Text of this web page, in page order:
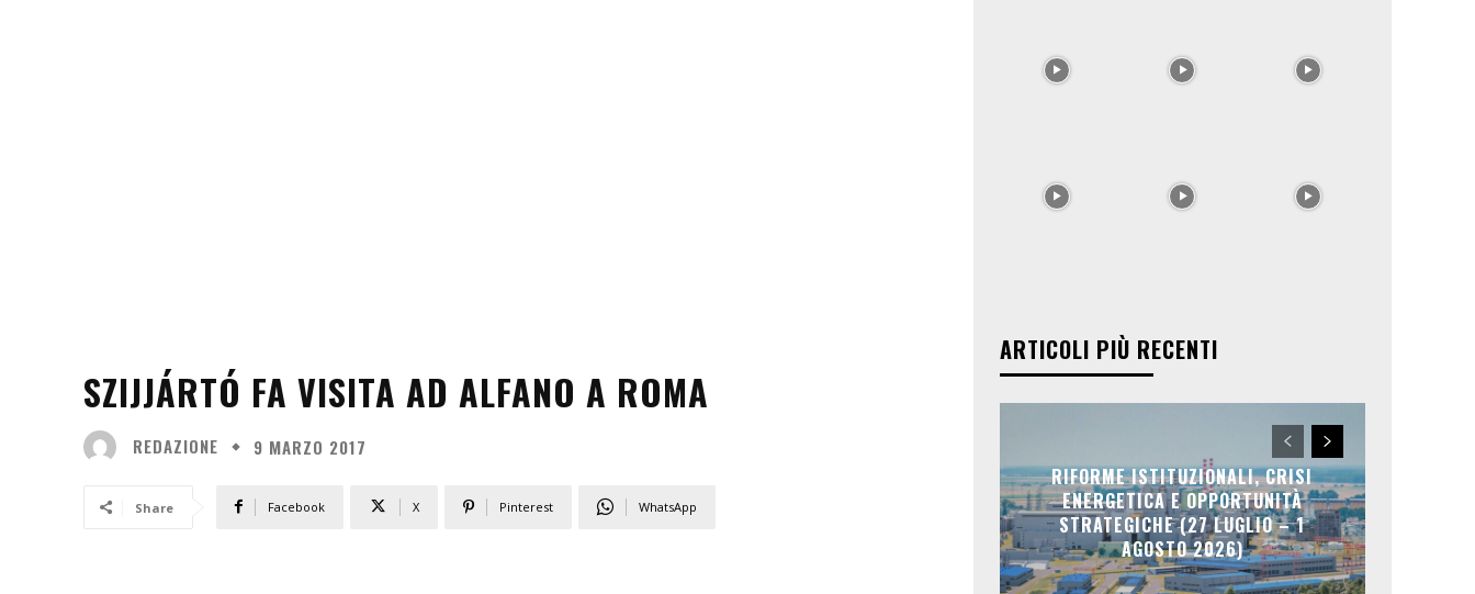
SZIJJÁRTÓ FA VISITA AD ALFANO A ROMA
REDAZIONE 9 MARZO 2017
Share Facebook X Pinterest WhatsApp
ARTICOLI PIÙ RECENTI
RIFORME ISTITUZIONALI, CRISI
ENERGETICA E OPPORTUNITÀ
STRATEGICHE (27 LUGLIO – 1
AGOSTO 2026)